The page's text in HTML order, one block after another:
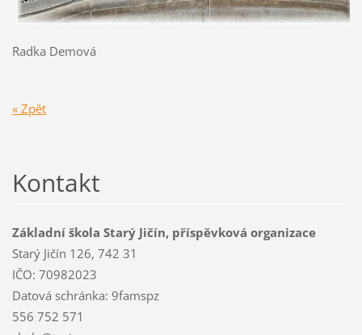
Radka Demová
« Zpět
Kontakt
Základní škola Starý Jičín, příspěvková organizace
Starý Jičín 126, 742 31
IČO: 70982023
Datová schránka: 9famspz
556 752 571